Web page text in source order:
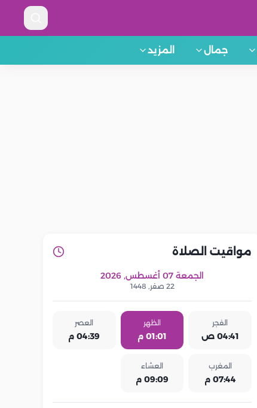
جمال المزيد
مواقيت الصلاة
الجمعة 07 أغسطس, 2026
22 صفر, 1448
الفجر
04:41 ص
الظهر
01:01 م
العصر
04:39 م
المغرب
07:44 م
العشاء
09:09 م